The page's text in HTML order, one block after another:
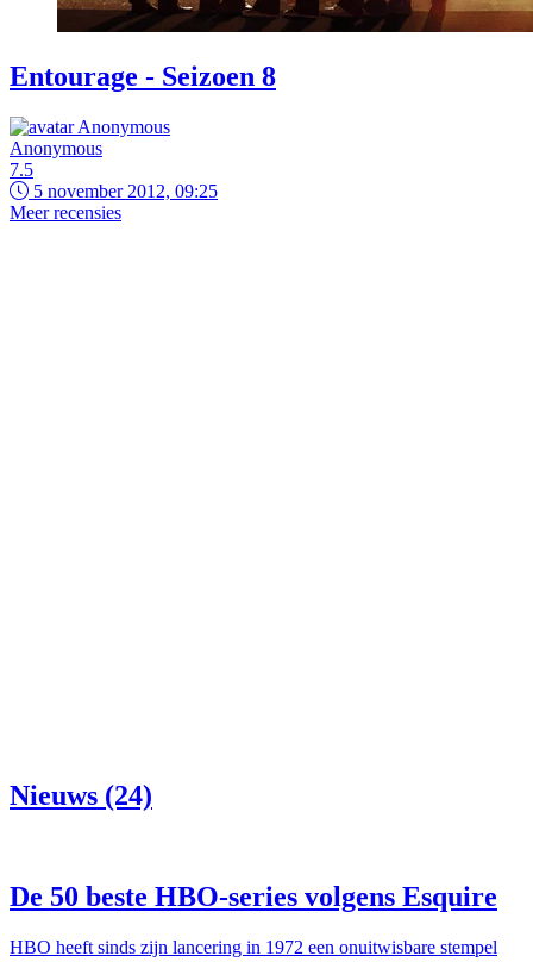
Entourage - Seizoen 8
Anonymous
7.5
5 november 2012, 09:25
Meer recensies
Nieuws (24)
De 50 beste HBO-series volgens Esquire
HBO heeft sinds zijn lancering in 1972 een onuitwisbare stempel